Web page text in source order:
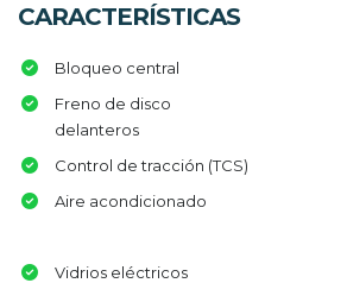
CARACTERÍSTICAS
Bloqueo central
Freno de disco
delanteros
Control de tracción (TCS)
Aire acondicionado
Vidrios eléctricos